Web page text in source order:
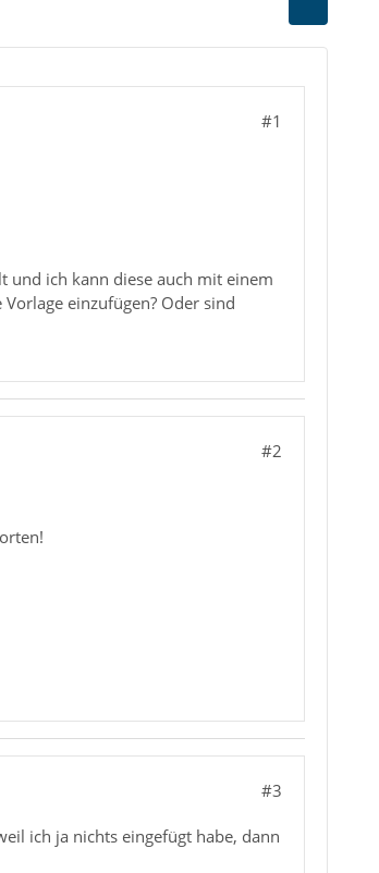
#1
und ich kann diese auch mit einem
einzufügen? Oder sind
#2
#3
ich ja nichts eingefügt habe, dann